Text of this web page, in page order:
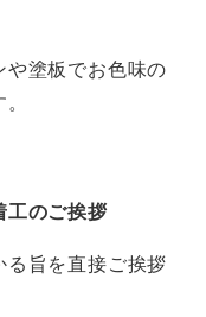
や塗板でお色味の
工のご挨拶
旨を直接ご挨拶